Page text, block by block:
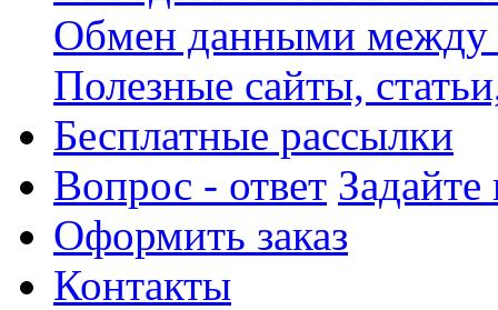
Обмен данными между
Полезные сайты,
Бесплатные рассылки
Вопрос - ответ
Оформить заказ
Контакты